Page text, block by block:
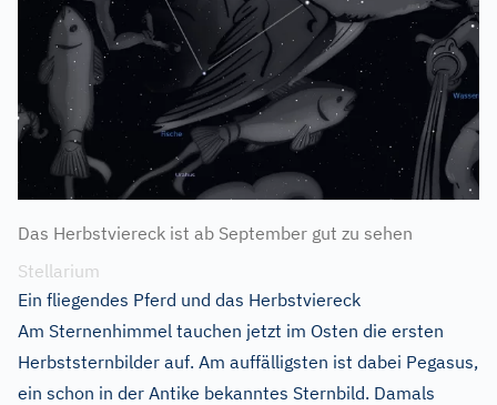
Das Herbstviereck ist ab September gut zu sehen
Stellarium
Ein fliegendes Pferd und das Herbstviereck
Am Sternenhimmel tauchen jetzt im Osten die ersten
Herbststernbilder auf. Am auffälligsten ist dabei Pegasus,
ein schon in der Antike bekanntes Sternbild. Damals